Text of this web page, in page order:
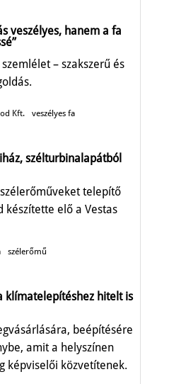
veszélyes, hanem a fa
– szakszerű és
Kft. veszélyes fa
szélturbinalapátból
telepítő
készítette elő a Vestas
szélerőmű
klímatelepítéshez hitelt is
beépítésére
amit a helyszínen
képviselői közvetítenek.